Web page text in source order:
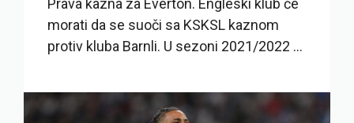
Prava kazna za Everton. Engleski klub će
morati da se suoči sa KSKSL kaznom
protiv kluba Barnli. U sezoni 2021/2022 ...